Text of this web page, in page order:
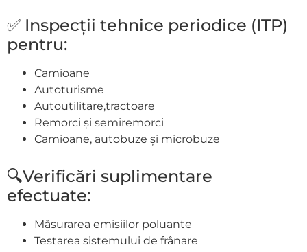
✅ Inspecții tehnice periodice (ITP)
pentru:
Camioane
Autoturisme
Autoutilitare,tractoare
Remorci și semiremorci
Camioane, autobuze și microbuze
🔍Verificări suplimentare
efectuate:
Măsurarea emisiilor poluante
Testarea sistemului de frânare